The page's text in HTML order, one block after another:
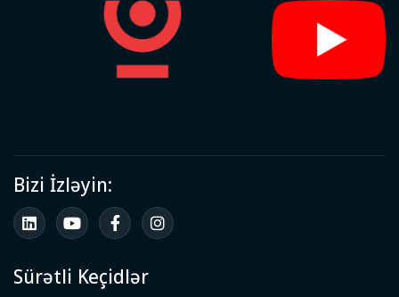
Bizi İzləyin:
Sürətli Keçidlər